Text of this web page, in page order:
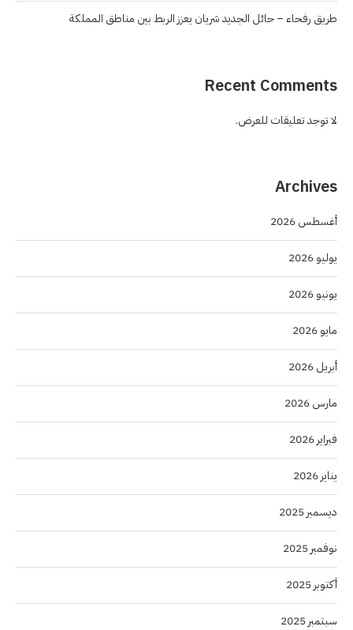
طريق رفحاء – حائل الجديد شريان يعزز الربط بين مناطق المملكة
Recent Comments
لا توجد تعليقات للعرض.
Archives
أغسطس 2026
يوليو 2026
يونيو 2026
مايو 2026
أبريل 2026
مارس 2026
فبراير 2026
يناير 2026
ديسمبر 2025
نوفمبر 2025
أكتوبر 2025
سبتمبر 2025